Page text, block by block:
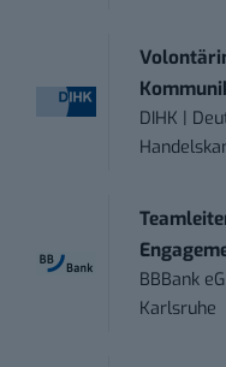
DIHK |
BBBank eG
Karlsruhe